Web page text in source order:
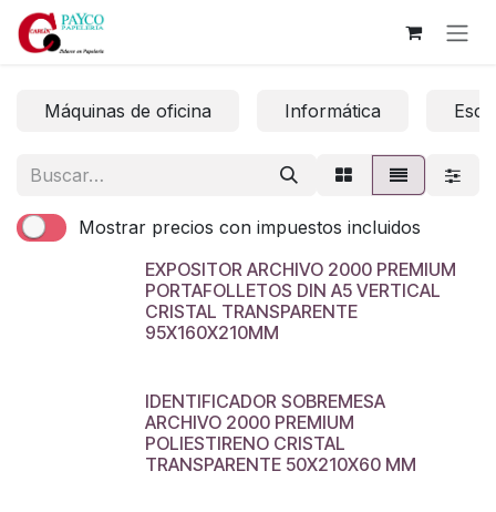
Ir al contenido
Máquinas de oficina Informática
Mostrar precios con impuestos incluidos
EXPOSITOR ARCHIVO 2000 PREMIUM
PORTAFOLLETOS DIN A5 VERTICAL
CRISTAL TRANSPARENTE
95X160X210MM
IDENTIFICADOR SOBREMESA
ARCHIVO 2000 PREMIUM
POLIESTIRENO CRISTAL
TRANSPARENTE 50X210X60 MM